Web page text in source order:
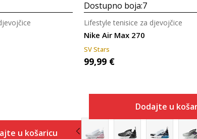
u košaricu
Dostupno boja:7
Nike Air Max 270
Lifestyle tenisice za djevojčice
SV Stars
99,99 €
Dodajte u